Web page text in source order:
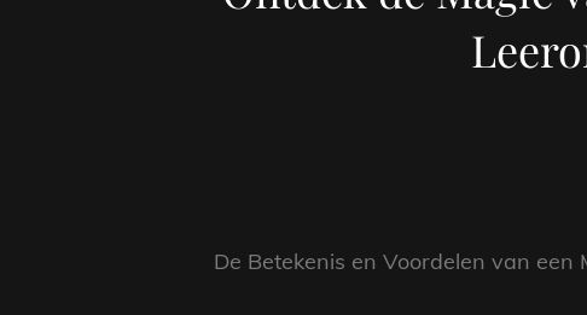
De Betekenis en Voordelen van een